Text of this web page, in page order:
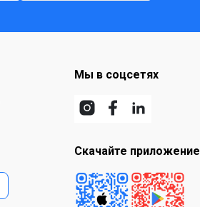
Мы в соцсетях
Скачайте приложение